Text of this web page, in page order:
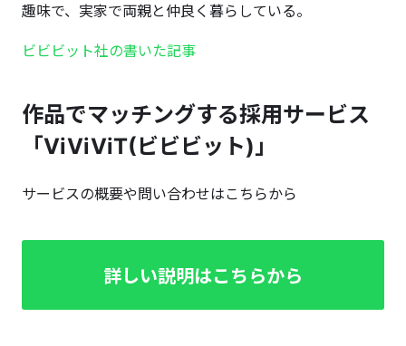
趣味で、実家で両親と仲良く暮らしている。
ビビビット社の書いた記事
作品でマッチングする採用サービス
「ViViViT(ビビビット)」
サービスの概要や問い合わせはこちらから
詳しい説明はこちらから